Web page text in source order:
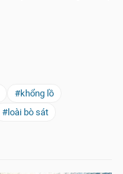
#khổng lồ
#loài bò sát